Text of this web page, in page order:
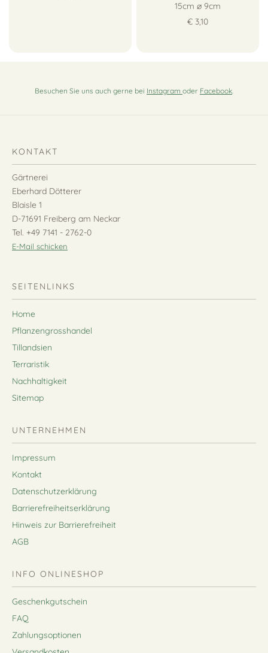
15cm ∅ 9cm
€ 3,10
Besuchen Sie uns auch gerne bei Instagram oder Facebook.
KONTAKT
Gärtnerei
Eberhard Dötterer
Blaisle 1
D-71691 Freiberg am Neckar
Tel. +49 7141 - 2762-0
E-Mail schicken
SEITENLINKS
Home
Pflanzengrosshandel
Tillandsien
Terraristik
Nachhaltigkeit
Sitemap
UNTERNEHMEN
Impressum
Kontakt
Datenschutzerklärung
Barrierefreiheitserklärung
Hinweis zur Barrierefreiheit
AGB
INFO ONLINESHOP
Geschenkgutschein
FAQ
Zahlungsoptionen